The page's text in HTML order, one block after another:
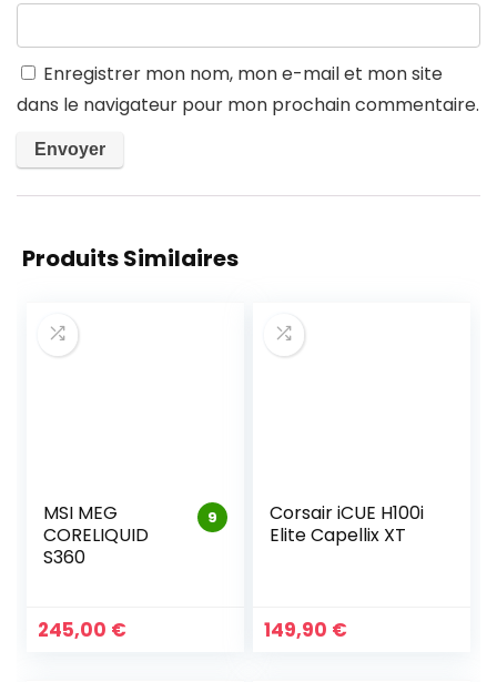
Enregistrer mon nom, mon e-mail et mon site
dans le navigateur pour mon prochain commentaire.
Produits Similaires
9
MSI MEG
CORELIQUID
S360
245,00 €
Corsair iCUE H100i
Elite Capellix XT
149,90 €